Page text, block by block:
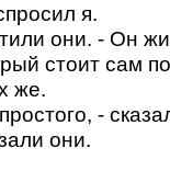
я.
они. - Он
стоит сам
же.
-
они.